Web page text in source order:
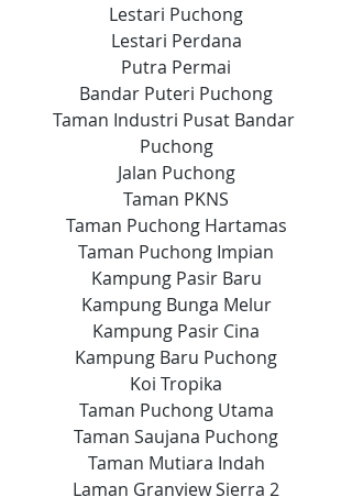
Lestari Puchong
Lestari Perdana
Putra Permai
Bandar Puteri Puchong
Taman Industri Pusat Bandar
Puchong
Jalan Puchong
Taman PKNS
Taman Puchong Hartamas
Taman Puchong Impian
Kampung Pasir Baru
Kampung Bunga Melur
Kampung Pasir Cina
Kampung Baru Puchong
Koi Tropika
Taman Puchong Utama
Taman Saujana Puchong
Taman Mutiara Indah
Laman Granview Sierra 2